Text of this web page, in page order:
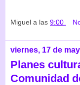
Miguel a las 9:00
viernes, 17 de
Planes
Comunidad